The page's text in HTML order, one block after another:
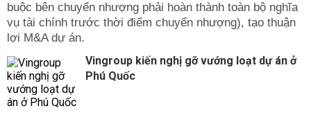
buộc bên chuyển nhượng phải hoàn thành toàn bộ nghĩa
vụ tài chính trước thời điểm chuyển nhượng), tạo thuận
lợi M&A dự án.
Vingroup kiến nghị gỡ vướng loạt dự án ở
Phú Quốc